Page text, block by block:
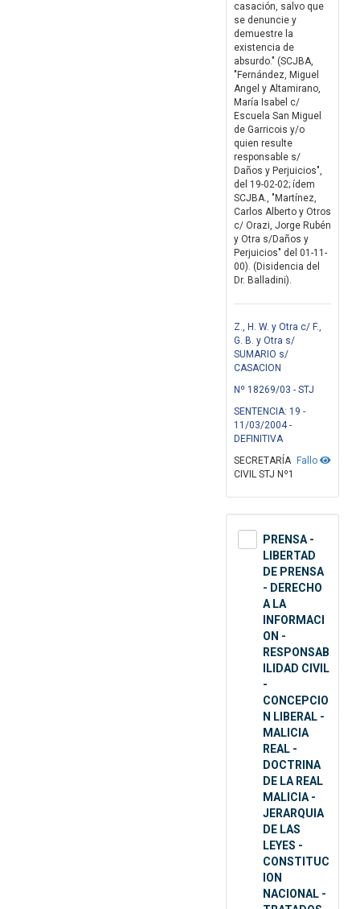
casación, salvo que
se denuncie y
demuestre la
existencia de
absurdo." (SCJBA,
"Fernández, Miguel
Angel y Altamirano,
María Isabel c/
Escuela San Miguel
de Garricois y/o
quien resulte
responsable s/
Daños y Perjuicios",
del 19-02-02; ídem
SCJBA., "Martínez,
Carlos Alberto y Otros
c/ Orazi, Jorge Rubén
y Otra s/Daños y
Perjuicios" del 01-11-
00). (Disidencia del
Dr. Balladini).
Z., H. W. y Otra c/ F.,
G. B. y Otra s/
SUMARIO s/
CASACION
Nº 18269/03 - STJ
SENTENCIA: 19 -
11/03/2004 -
DEFINITIVA
Fallo
SECRETARÍA
CIVIL STJ Nº1
PRENSA -
LIBERTAD
DE PRENSA
- DERECHO
A LA
INFORMACI
ON -
RESPONSAB
ILIDAD CIVIL
-
CONCEPCIO
N LIBERAL -
MALICIA
REAL -
DOCTRINA
DE LA REAL
MALICIA -
JERARQUIA
DE LAS
LEYES -
CONSTITUC
ION
NACIONAL -